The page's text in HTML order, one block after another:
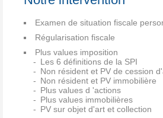
Examen de situation fiscale
Régularisation fiscale
Plus values imposition
Les 6 définitions de la SPI
Non résident et PV de cession
Non résident et PV immobilière
Plus values d 'actions
Plus values immobilières
PV sur objet d'art et collection